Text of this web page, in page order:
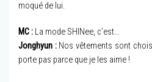
moqué de lui.
MC : La mode SHINee, c’est…
Jonghyun : Nos vêtements sont
porte pas parce que je les aime !